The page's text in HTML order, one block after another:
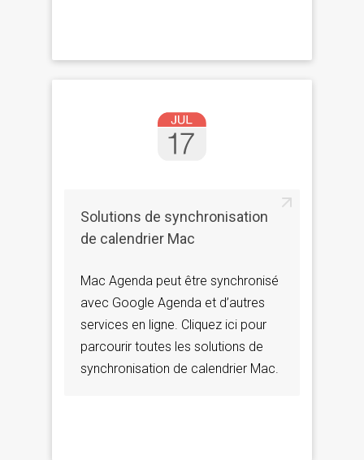
Solutions de synchronisation
de calendrier Mac
Mac Agenda peut être synchronisé
avec Google Agenda et d’autres
services en ligne. Cliquez ici pour
parcourir toutes les solutions de
synchronisation de calendrier Mac.